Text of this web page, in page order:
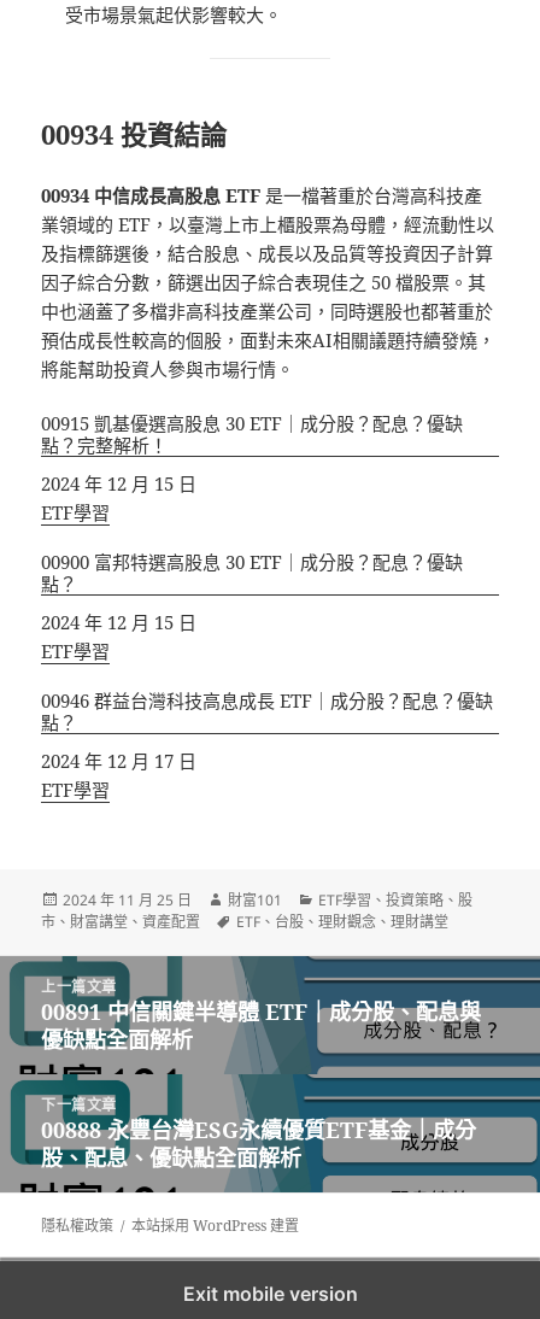
受市場景氣起伏影響較大。
00934 投資結論
00934 中信成長高股息 ETF 是一檔著重於台灣高科技產
業領域的 ETF，以臺灣上市上櫃股票為母體，經流動性以
及指標篩選後，結合股息、成長以及品質等投資因子計算
因子綜合分數，篩選出因子綜合表現佳之 50 檔股票。其
中也涵蓋了多檔非高科技產業公司，同時選股也都著重於
預估成長性較高的個股，面對未來AI相關議題持續發燒，
將能幫助投資人參與市場行情。
00915 凱基優選高股息 30 ETF｜成分股？配息？優缺
點？完整解析！
日期
2024 年 12 月 15 日
關於
ETF學習
00900 富邦特選高股息 30 ETF｜成分股？配息？優缺
點？
日期
2024 年 12 月 15 日
關於
ETF學習
00946 群益台灣科技高息成長 ETF｜成分股？配息？優缺
點？
日期
2024 年 12 月 17 日
關於
ETF學習
發
佈
期:
2024 年 11 月 25 日
作
者
財富101
分
類
ETF學習 、投資策略 、股
市 、 財富講堂 、資產配置
標
ETF 、 台股 、理財觀念 、理財講堂
文
上一篇文章
上
一
篇
文
章:
00891 中信關鍵半導體 ETF｜成分股、配息與
優缺點全面解析
下一篇文章
下
一
篇
文
00888 永豐台灣ESG永續優質ETF基金｜成分
股、配息、優缺點全面解析
隱私權政策 本站採用 WordPress 建置
Exit mobile version